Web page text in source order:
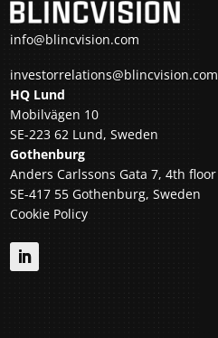
info@blincvision.com
investorrelations@blincvision.com
HQ Lund
Mobilvägen 10
SE-223 62 Lund, Sweden
Gothenburg
Anders Carlssons Gata 7, 4th floor
SE-417 55 Gothenburg, Sweden
Cookie Policy